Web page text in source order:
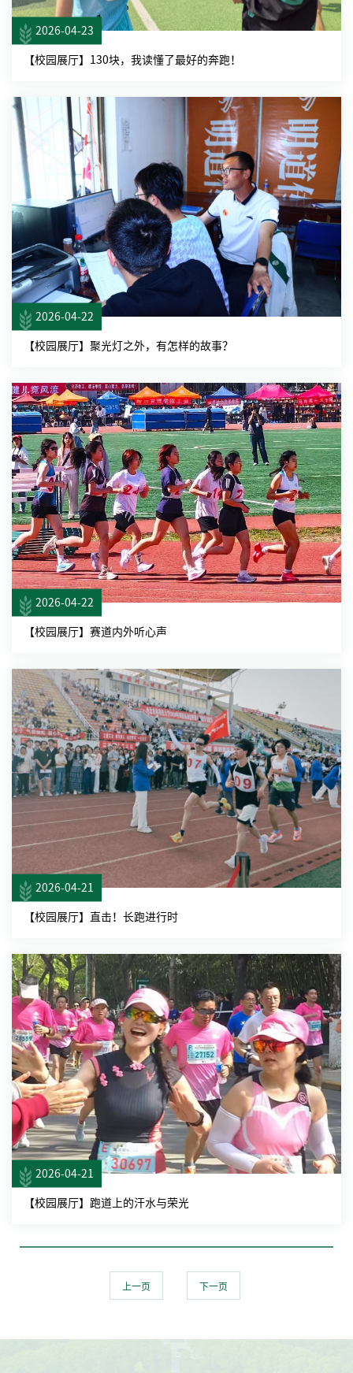
【校园展厅】130块，我读懂了最好的奔跑！
2026-04-23
【校园展厅】聚光灯之外，有怎样的故事？
2026-04-22
【校园展厅】赛道内外听心声
2026-04-22
【校园展厅】直击！长跑进行时
2026-04-21
【校园展厅】跑道上的汗水与荣光
2026-04-21
上一页 下一页